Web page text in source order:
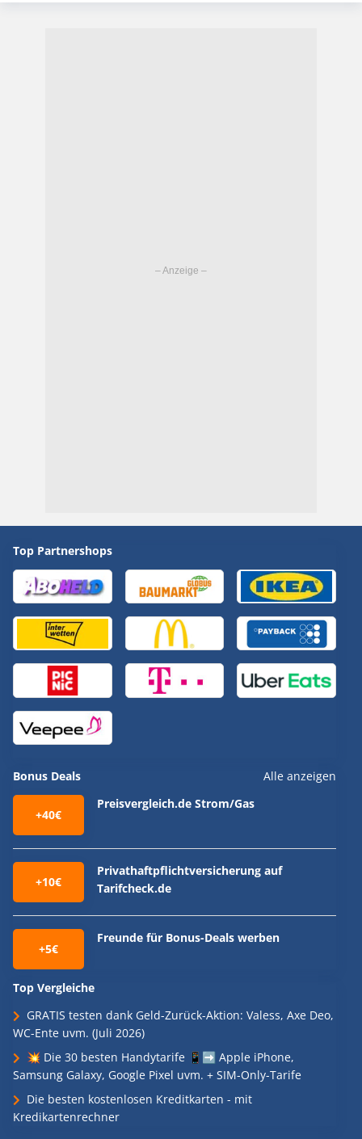
Top Partnershops
Bonus Deals Alle anzeigen
+40€
Preisvergleich.de Strom/Gas
+10€
Privathaftpflichtversicherung auf
Tarifcheck.de
+5€
Freunde für Bonus-Deals werben
Top Vergleiche
GRATIS testen dank Geld-Zurück-Aktion: Valess, Axe Deo,
WC-Ente uvm. (Juli 2026)
💥 Die 30 besten Handytarife 📱➡️ Apple iPhone,
Samsung Galaxy, Google Pixel uvm. + SIM-Only-Tarife
Die besten kostenlosen Kreditkarten - mit
Kredikartenrechner